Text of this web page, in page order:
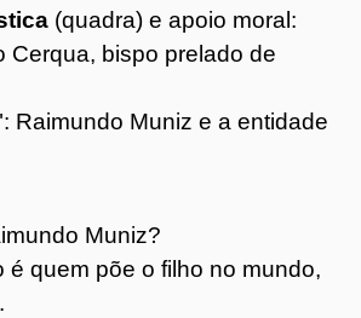
(quadra) e apoio moral:
Cerqua, bispo prelado de
Raimundo Muniz e a entidade
Muniz?
é quem põe o filho no mundo,